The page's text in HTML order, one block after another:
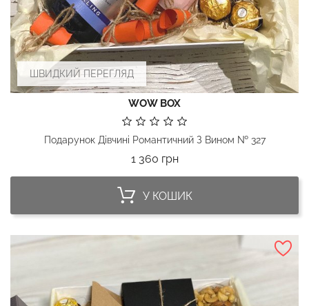
ШВИДКИЙ ПЕРЕГЛЯД
WOW BOX
Подарунок Дівчині Романтичний З Вином № 327
1 360 грнЦіна
У КОШИК